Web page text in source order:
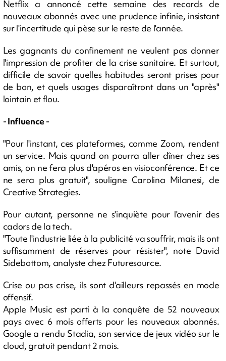
Netflix a annoncé cette semaine des records de
nouveaux abonnés avec une prudence infinie, insistant
sur l'incertitude qui pèse sur le reste de l'année.
Les gagnants du confinement ne veulent pas donner
l'impression de profiter de la crise sanitaire. Et surtout,
difficile de savoir quelles habitudes seront prises pour
de bon, et quels usages disparaîtront dans un "après"
lointain et flou.
- Influence -
"Pour l'instant, ces plateformes, comme Zoom, rendent
un service. Mais quand on pourra aller dîner chez ses
amis, on ne fera plus d'apéros en visioconférence. Et ce
ne sera plus gratuit", souligne Carolina Milanesi, de
Creative Strategies.
Pour autant, personne ne s'inquiète pour l'avenir des
cadors de la tech.
"Toute l'industrie liée à la publicité va souffrir, mais ils ont
suffisamment de réserves pour résister", note David
Sidebottom, analyste chez Futuresource.
Crise ou pas crise, ils sont d'ailleurs repassés en mode
offensif.
Apple Music est parti à la conquête de 52 nouveaux
pays avec 6 mois offerts pour les nouveaux abonnés.
Google a rendu Stadia, son service de jeux vidéo sur le
cloud, gratuit pendant 2 mois.